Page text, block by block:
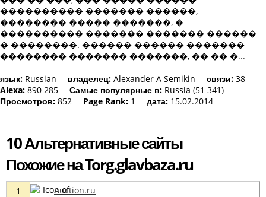
���������� ������� ������,
�������� ����� �������, �
���������� ������� ������� ������
� ��������. ������ ������ �������
�������� ������� �������, �� �� �...
язык: Russian владелец: Alexander A Semikin связи: 38
Alexa: 890 285 Самые популярные в: Russia (51 341)
Просмотров: 852 Page Rank: 1 дата: 15.02.2014
10 Альтернативные сайты
Похожие на Torg.glavbaza.ru
1 Auction.ru